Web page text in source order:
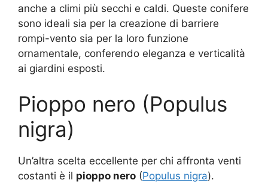
anche a climi più secchi e caldi. Queste conifere
sono ideali sia per la creazione di barriere
rompi-vento sia per la loro funzione
ornamentale, conferendo eleganza e verticalità
ai giardini esposti.
Pioppo nero (Populus
nigra)
Un’altra scelta eccellente per chi affronta venti
costanti è il pioppo nero (Populus nigra).